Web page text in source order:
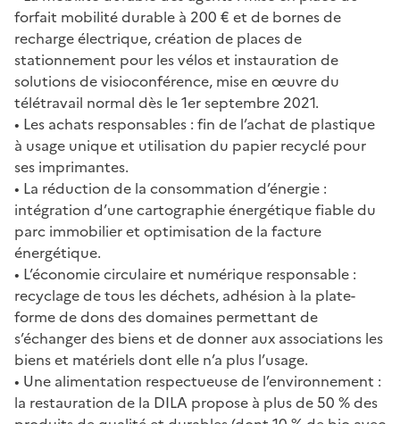
forfait mobilité durable à 200 € et de bornes de
recharge électrique, création de places de
stationnement pour les vélos et instauration de
solutions de visioconférence, mise en œuvre du
télétravail normal dès le 1er septembre 2021.
• Les achats responsables : fin de l’achat de plastique
à usage unique et utilisation du papier recyclé pour
ses imprimantes.
• La réduction de la consommation d’énergie :
intégration d’une cartographie énergétique fiable du
parc immobilier et optimisation de la facture
énergétique.
• L’économie circulaire et numérique responsable :
recyclage de tous les déchets, adhésion à la plate-
forme de dons des domaines permettant de
s’échanger des biens et de donner aux associations les
biens et matériels dont elle n’a plus l’usage.
• Une alimentation respectueuse de l’environnement :
la restauration de la DILA propose à plus de 50 % des